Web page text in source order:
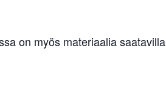
on myös materiaalia saatavilla